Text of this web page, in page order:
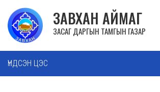
ЗАВХАН АЙМАГ
ЗАСАГ ДАРГЫН ТАМГЫН ГАЗАР
ҮНДСЭН ЦЭС